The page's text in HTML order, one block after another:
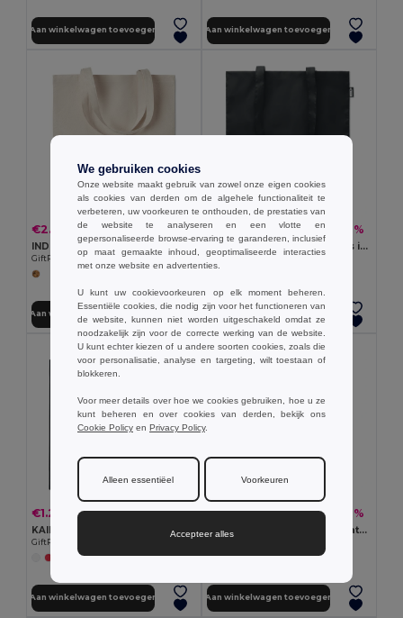
Aan winkelwagen toevoegen Aan winkelwagen toevoegen
€2.37 €2.73 -13%
GiftRetail MO9518
Aan winkelwagen toevoegen
€1.31 €1.84 -29%
TOTEPET Boodschappentas in RPET
GiftRetail MO9441
Aan winkelwagen toevoegen
€1.22 €1.28 -4%
GiftRetail MO2194
+2 Kleuren
Aan winkelwagen toevoegen
€2.70€3.29 -18%
FRESA SOFT Opvouwbare katoenen tas
Aan winkelwagen toevoegen
We gebruiken cookies
Onze website maakt gebruik van zowel onze eigen cookies
als cookies van derden om de algehele functionaliteit te
verbeteren, uw voorkeuren te onthouden, de prestaties van
de website te analyseren en een vlotte en
gepersonaliseerde browse-ervaring te garanderen, inclusief
op maat gemaakte inhoud, geoptimaliseerde interacties
met onze website en advertenties.
U kunt uw cookievoorkeuren op elk moment beheren.
Essentiële cookies, die nodig zijn voor het functioneren van
de website, kunnen niet worden uitgeschakeld omdat ze
noodzakelijk zijn voor de correcte werking van de website.
U kunt echter kiezen of u andere soorten cookies, zoals die
voor personalisatie, analyse en targeting, wilt toestaan of
blokkeren.
Voor meer details over hoe we cookies gebruiken, hoe u ze
kunt beheren en over cookies van derden, bekijk ons
Cookie Policy en Privacy Policy.
Alleen essentiëel Voorkeuren
Accepteer alles